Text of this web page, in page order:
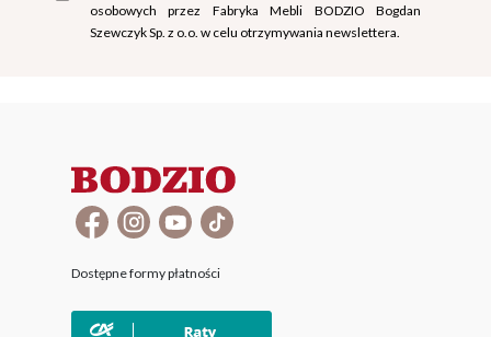
osobowych przez Fabryka Mebli BODZIO Bogdan
Szewczyk Sp. z o.o. w celu otrzymywania newslettera.
Dostępne formy płatności